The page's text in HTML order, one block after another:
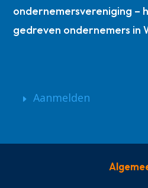
ondernemersvereniging –
gedreven ondernemers in
Aanmelden